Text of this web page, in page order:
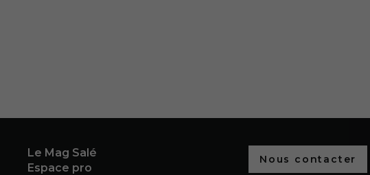
Le Mag Salé
Espace pro
Nous contacter